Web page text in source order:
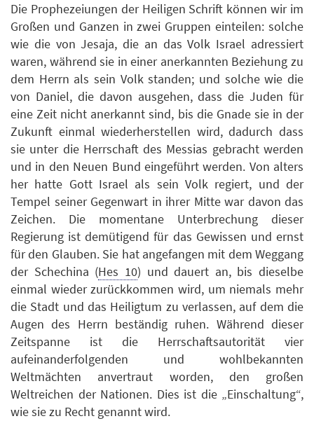
Die Prophezeiungen der Heiligen Schrift können wir im
Großen und Ganzen in zwei Gruppen einteilen: solche
wie die von Jesaja, die an das Volk Israel adressiert
waren, während sie in einer anerkannten Beziehung zu
dem Herrn als sein Volk standen; und solche wie die
von Daniel, die davon ausgehen, dass die Juden für
eine Zeit nicht anerkannt sind, bis die Gnade sie in der
Zukunft einmal wiederherstellen wird, dadurch dass
sie unter die Herrschaft des Messias gebracht werden
und in den Neuen Bund eingeführt werden. Von alters
her hatte Gott Israel als sein Volk regiert, und der
Tempel seiner Gegenwart in ihrer Mitte war davon das
Zeichen. Die momentane Unterbrechung dieser
Regierung ist demütigend für das Gewissen und ernst
für den Glauben. Sie hat angefangen mit dem Weggang
der Schechina (Hes 10) und dauert an, bis dieselbe
einmal wieder zurückkommen wird, um niemals mehr
die Stadt und das Heiligtum zu verlassen, auf dem die
Augen des Herrn beständig ruhen. Während dieser
Zeitspanne ist die Herrschaftsautorität vier
aufeinanderfolgenden und wohlbekannten
Weltmächten anvertraut worden, den großen
Weltreichen der Nationen. Dies ist die „Einschaltung“,
wie sie zu Recht genannt wird.